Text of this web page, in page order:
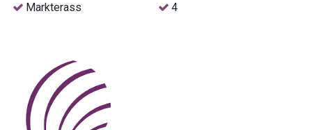
balkong eller terrass. Städning 7 dagar/vecka.
Välj mellan:
Dubbelrum för 1–3 personer med landutsikt (28 m²)
Markterass
4